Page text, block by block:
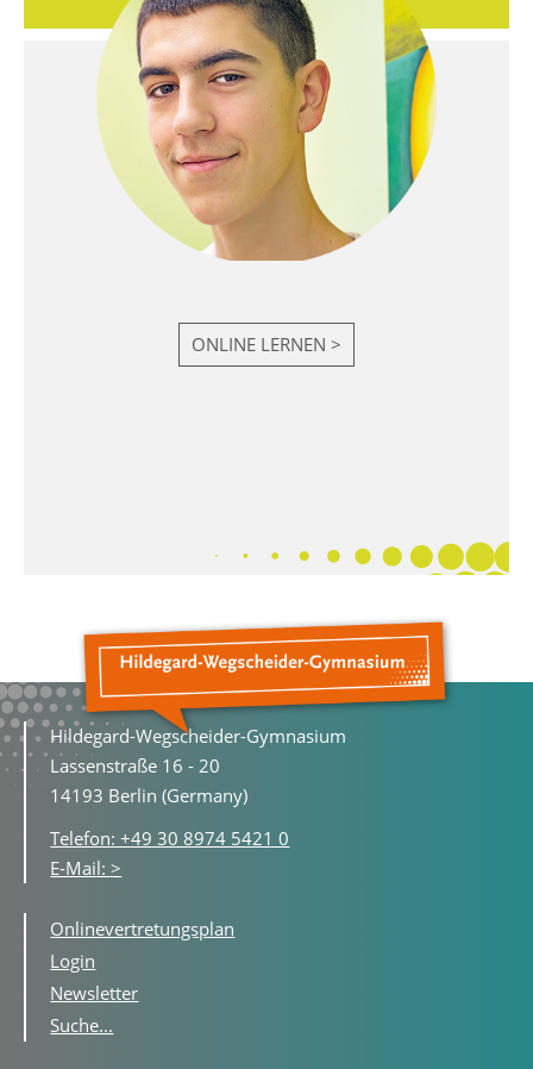
ONLINE LERNEN >
Hildegard-Wegscheider-Gymnasium
Lassenstraße 16 - 20
14193 Berlin (Germany)
Telefon: +49 30 8974 5421 0
E-Mail: >
Onlinevertretungsplan
Login
Newsletter
Suche...